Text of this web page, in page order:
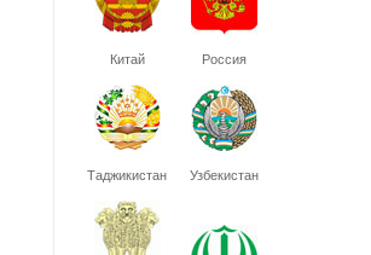
Китай Россия
Таджикистан Узбекистан